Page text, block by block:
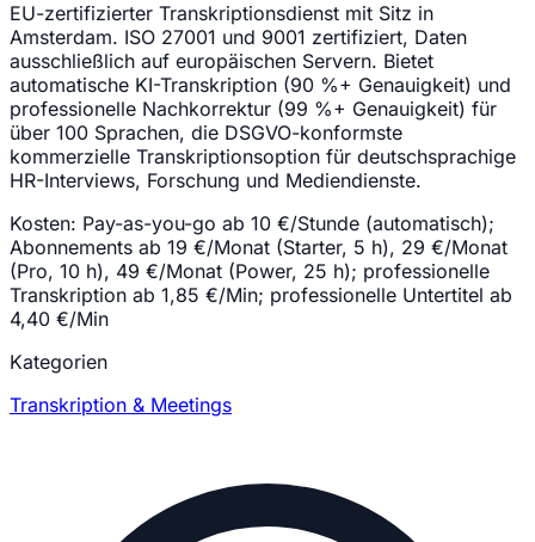
EU-zertifizierter Transkriptionsdienst mit Sitz in
Amsterdam. ISO 27001 und 9001 zertifiziert, Daten
ausschließlich auf europäischen Servern. Bietet
automatische KI-Transkription (90 %+ Genauigkeit) und
professionelle Nachkorrektur (99 %+ Genauigkeit) für
über 100 Sprachen, die DSGVO-konformste
kommerzielle Transkriptionsoption für deutschsprachige
HR-Interviews, Forschung und Mediendienste.
Kosten: Pay-as-you-go ab 10 €/Stunde (automatisch);
Abonnements ab 19 €/Monat (Starter, 5 h), 29 €/Monat
(Pro, 10 h), 49 €/Monat (Power, 25 h); professionelle
Transkription ab 1,85 €/Min; professionelle Untertitel ab
4,40 €/Min
Kategorien
Transkription & Meetings